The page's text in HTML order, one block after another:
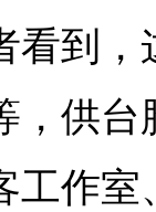
看到
，供
工作